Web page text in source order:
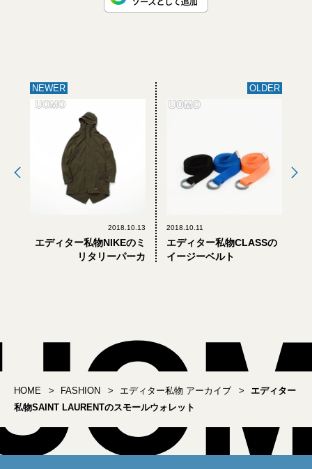
NEWER
2018.10.13
エディター私物NIKEのミ
リタリーパーカ
OLDER
2018.10.11
エディター私物CLASSの
イージーベルト
HOME FASHION エディター私物 アーカイブ
エディター
私物SAINT LAURENTのスモールウォレット